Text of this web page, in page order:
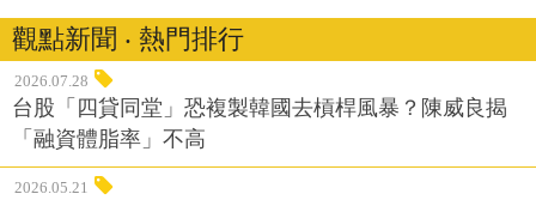
觀點新聞 ‧ 熱門排行
2026.07.28
台股「四貸同堂」恐複製韓國去槓桿風暴？陳威良揭
「融資體脂率」不高
2026.05.21